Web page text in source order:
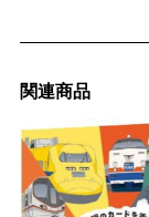
関連商品